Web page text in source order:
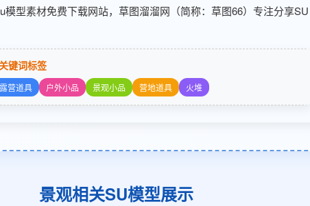
型素材免费下载网站，草图溜溜网（简称：草图66）专注分享SU
键词标签
露营道具 户外小品 景观小品 营地道具 火堆
景观相关SU模型展示